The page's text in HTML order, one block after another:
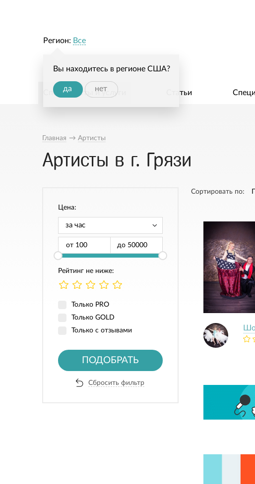
Регион: Все
Вы находитесь в регионе США?
да нет
Специалисты и услуги Статьи
Главная → Артисты
Артисты в г. Грязи
Цена:
от до
Рейтинг не ниже:
Только PRO
Только GOLD
Только с отзывами
ПОДОБРАТЬ
Сбросить фильтр
Сортировать по: